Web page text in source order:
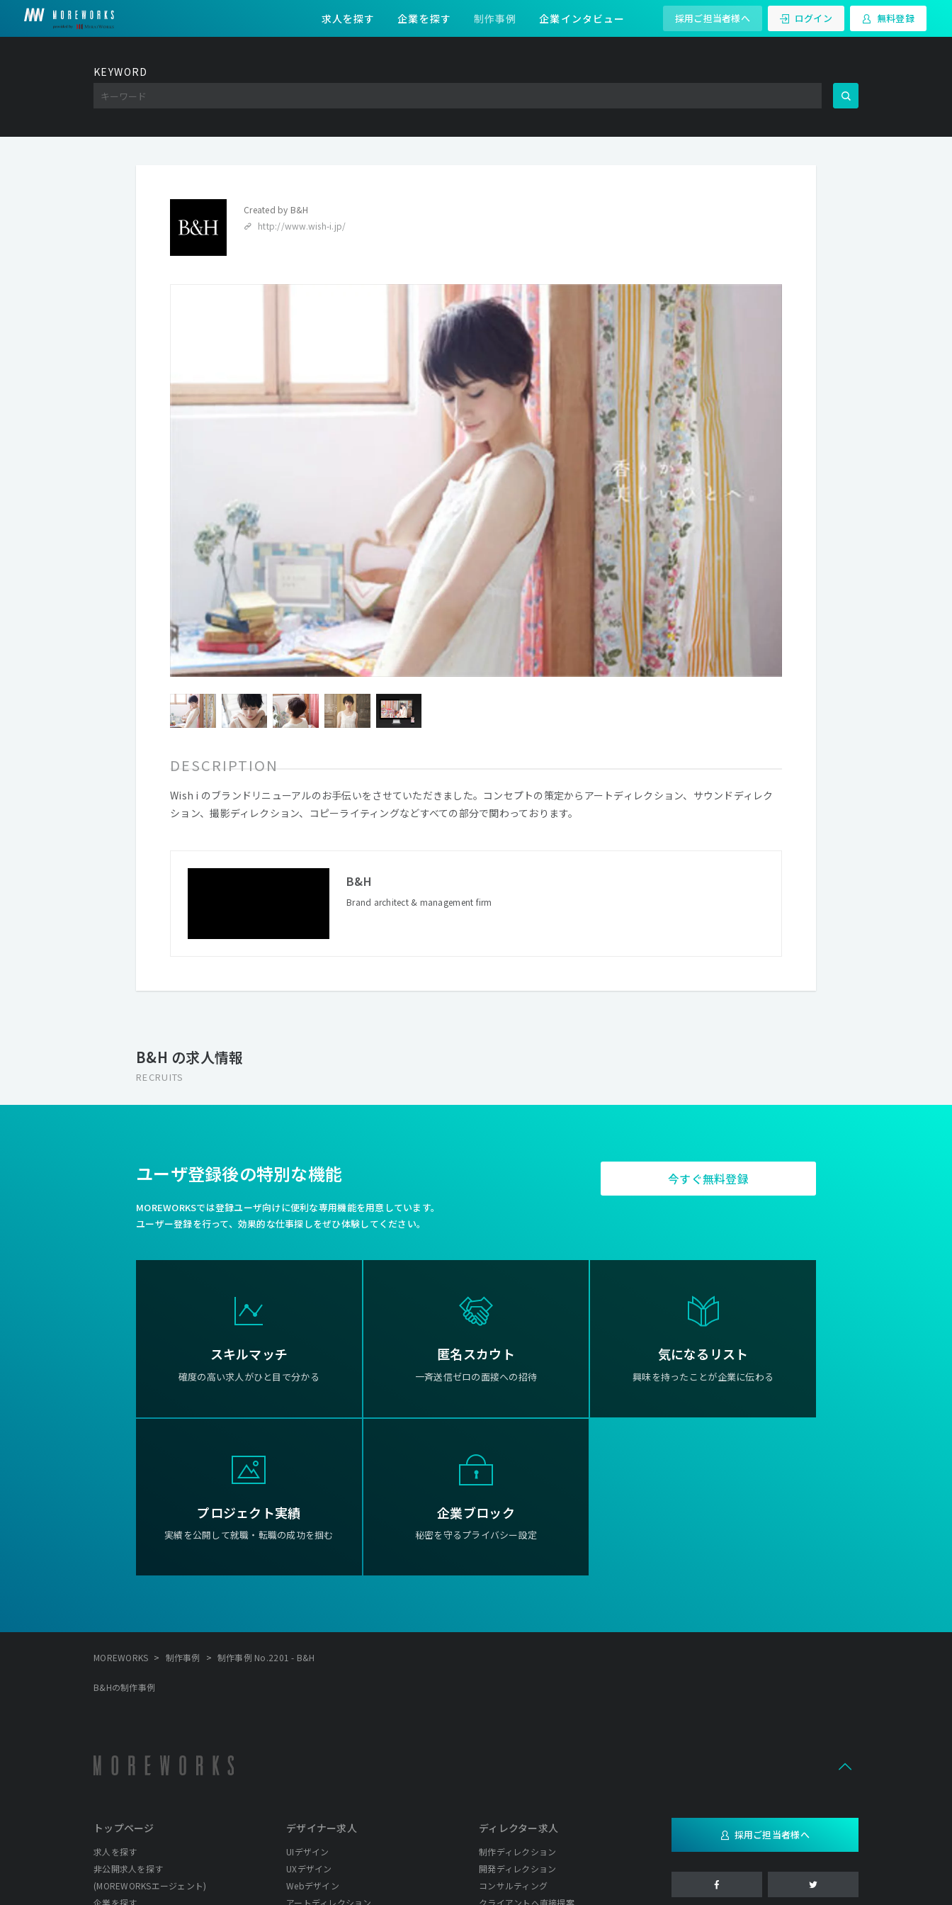
求人を探す 企業を探す 制作事例 企業インタビュー 採用ご担当者様へ ログイン 無料登録
KEYWORD
Created by B&H
http://www.wish-i.jp/
DESCRIPTION
Wish i のブランドリニューアルのお手伝いをさせていただきました。コンセプトの策定からアートディレクション、サウンドディレク
ション、撮影ディレクション、コピーライティングなどすべての部分で関わっております。
B&H
Brand architect & management firm
B&H の求人情報
RECRUITS
ユーザ登録後の特別な機能
MOREWORKSでは登録ユーザ向けに便利な専用機能を用意しています。
ユーザー登録を行って、効果的な仕事探しをぜひ体験してください。
今すぐ無料登録
スキルマッチ
確度の高い求人がひと目で分かる
匿名スカウト
一斉送信ゼロの面接への招待
気になるリスト
興味を持ったことが企業に伝わる
プロジェクト実績
実績を公開して就職・転職の成功を掴む
企業ブロック
秘密を守るプライバシー設定
MOREWORKS > 制作事例 > 制作事例 No.2201 - B&H
B&Hの制作事例
トップページ
求人を探す
非公開求人を探す
(MOREWORKSエージェント)
デザイナー求人
UIデザイン
UXデザイン
Webデザイン
ディレクター求人
制作ディレクション
開発ディレクション
コンサルティング
採用ご担当者様へ